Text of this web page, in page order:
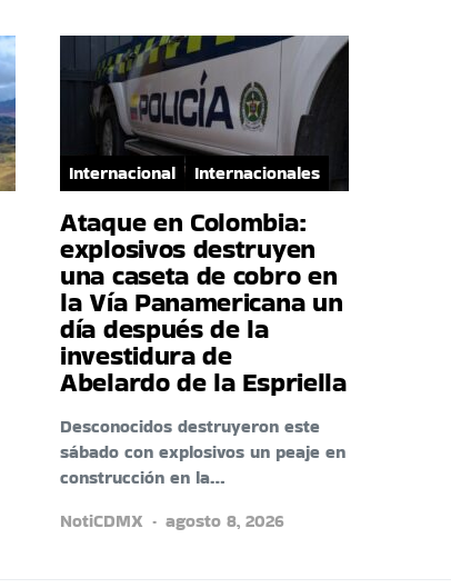
Internacional Internacionales
Ataque en Colombia:
explosivos destruyen
una caseta de cobro en
la Vía Panamericana un
día después de la
investidura de
Abelardo de la Espriella
Desconocidos destruyeron este
sábado con explosivos un peaje en
construcción en la…
NotiCDMX
agosto 8, 2026